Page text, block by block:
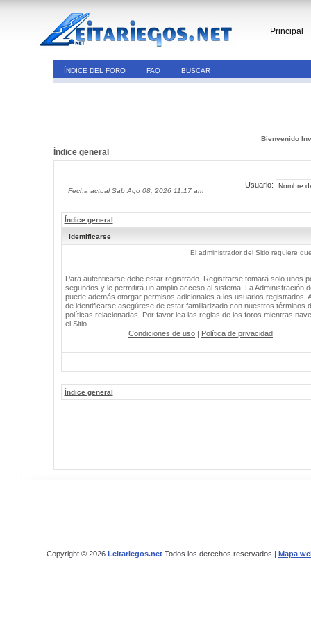
Principal
ÍNDICE DEL FORO FAQ BUSCAR
Bienvenido
Índice general
Fecha actual Sab Ago 08, 2026 11:17 am
Usuario:
Índice general
Identificarse
El administrador del Sitio requiere
Para autenticarse debe estar registrado. Registrarse tomará solo unos
segundos y le permitirá un amplio acceso al sistema. La Administración
puede además otorgar permisos adicionales a los usuarios registrados.
de identificarse asegúrese de estar familiarizado con nuestros términos
políticas relacionadas. Por favor lea las reglas de los foros mientras
el Sitio.
Condiciones de uso | Política de privacidad
Índice general
Copyright © 2026 Leitariegos.netTodos los derechos reservados | Mapa